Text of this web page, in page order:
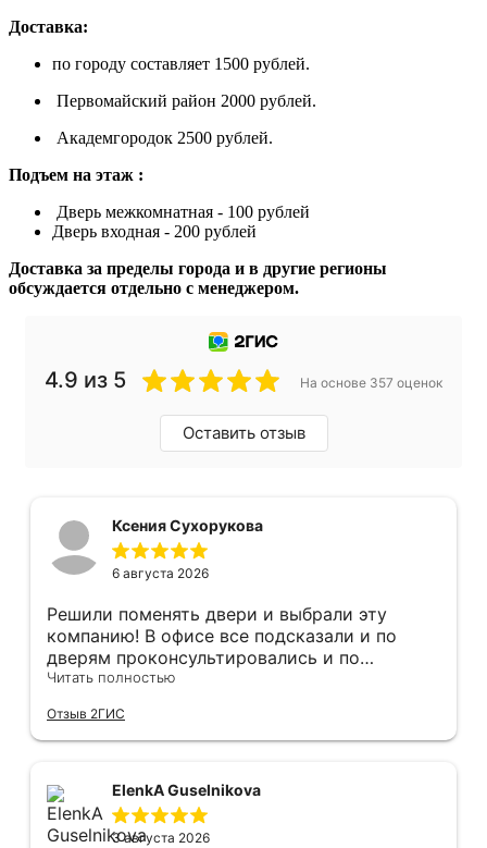
Доставка:
по городу составляет 1500 рублей.
Первомайский район 2000 рублей.
Академгородок 2500 рублей.
Подъем на этаж :
Дверь межкомнатная - 100 рублей
Дверь входная - 200 рублей
Доставка за пределы города и в другие регионы
обсуждается отдельно с менеджером.
4.9 из 5 На основе 357 оценок
Оставить отзыв
Ксения Сухорукова
6 августа 2026
Решили поменять двери и выбрали эту
компанию! В офисе все подсказали и по
дверям проконсультировались и по
фурнитуре. Анастасия ответила на все
Монтаж быстро, качественно и аккуратно,
Сергея прямо рекомендую! С утра до
мусор убирает после монтажа. Рекомендую!
Читать полностью
Отзыв 2ГИС
ElenkA Guselnikova
3 августа 2026